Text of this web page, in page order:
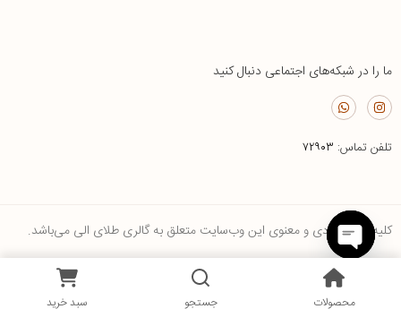
ما را در شبکه‌های اجتماعی دنبال کنید
تلفن تماس: ۷۲۹۰۳
کلیه حقوق مادی و معنوی این وب‌سایت متعلق به گالری طلای الی می‌باشد.
محصولات جستجو سبد خرید
0
Open
chaty